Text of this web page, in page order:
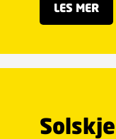
LES MER